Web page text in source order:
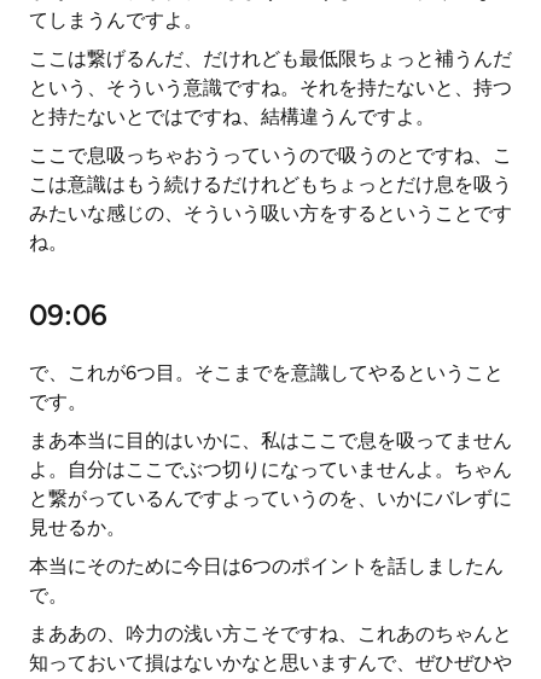
てしまうんですよ。
ここは繋げるんだ、だけれども最低限ちょっと補うんだ
という、そういう意識ですね。それを持たないと、持つ
と持たないとではですね、結構違うんですよ。
ここで息吸っちゃおうっていうので吸うのとですね、こ
こは意識はもう続けるだけれどもちょっとだけ息を吸う
みたいな感じの、そういう吸い方をするということです
ね。
09:06
で、これが6つ目。そこまでを意識してやるということ
です。
まあ本当に目的はいかに、私はここで息を吸ってません
よ。自分はここでぶつ切りになっていませんよ。ちゃん
と繋がっているんですよっていうのを、いかにバレずに
見せるか。
本当にそのために今日は6つのポイントを話しましたん
で。
まああの、吟力の浅い方こそですね、これあのちゃんと
知っておいて損はないかなと思いますんで、ぜひぜひや